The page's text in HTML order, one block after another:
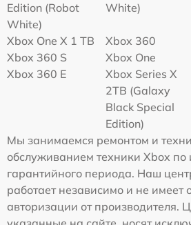
Edition (Robot
White)
White)
Xbox One X 1 TB
Xbox 360
Xbox 360 S
Xbox One
Xbox 360 E
Xbox Series X
2TB (Galaxy
Black Special
Edition)
Мы занимаемся ремонтом и
обслуживанием техники Xbox по
гарантийного периода. Наш
работает независимо и не имеет
авторизации от производителя.